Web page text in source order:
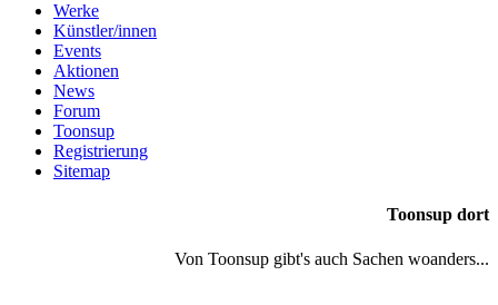
Werke
Künstler/innen
Events
Aktionen
News
Forum
Toonsup
Registrierung
Sitemap
Toonsup dort
Von Toonsup gibt's auch Sachen woanders...